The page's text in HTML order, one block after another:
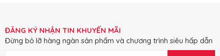
ĐĂNG KÝ NHẬN TIN KHUYẾN MÃI
Đừng bỏ lỡ hàng ngàn sản phẩm và chương trình siêu hấp dẫn